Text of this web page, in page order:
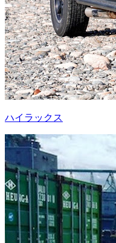
ハイラックス